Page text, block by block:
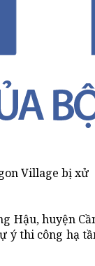
Village bị xử
Hậu, huyện
ý thi công hạ